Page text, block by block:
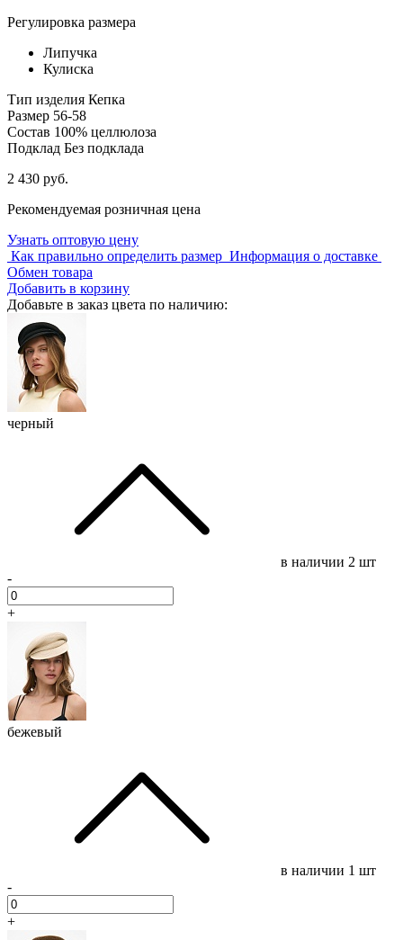
Регулировка размера
Липучка
Кулиска
Тип изделия Кепка
Размер 56-58
Состав 100% целлюлоза
Подклад Без подклада
2 430 руб.
Рекомендуемая розничная цена
Узнать оптовую цену
Как правильно определить размер Информация о доставке
Обмен товара
Добавить в корзину
Добавьте в заказ цвета по наличию:
черный
в наличии 2 шт
-
+
бежевый
в наличии 1 шт
-
+